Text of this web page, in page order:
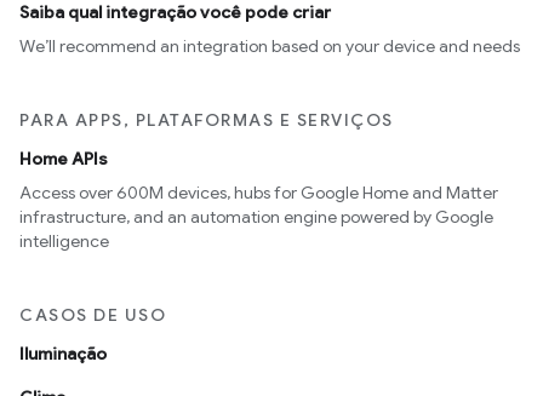
Saiba qual integração você pode criar
We’ll recommend an integration based on your device and needs
PARA APPS, PLATAFORMAS E SERVIÇOS
Home APIs
Access over 600M devices, hubs for Google Home and Matter
infrastructure, and an automation engine powered by Google
intelligence
CASOS DE USO
Iluminação